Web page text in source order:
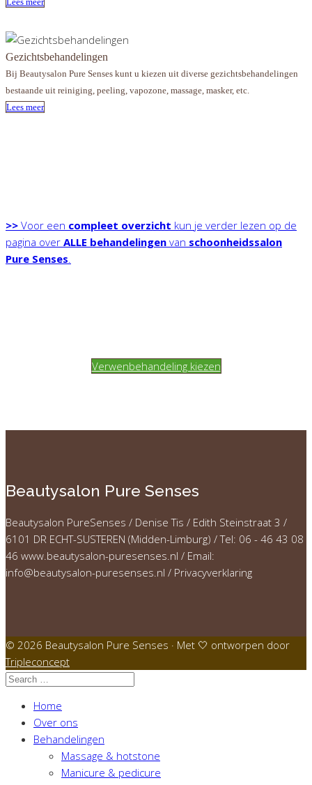
Gezichts­behandelingen
Bij Beautysalon Pure Senses kunt u kiezen uit diverse gezichts­behandelingen
bestaande uit reiniging, peeling, vapozone, massage, masker, etc.
Lees meer
>> Voor een compleet overzicht kun je verder lezen op de
pagina over ALLE behandelingen van schoonheidssalon
Pure Senses
Verwenbehandeling kiezen
Beautysalon Pure Senses
Beautysalon PureSenses / Denise Tis / Edith Steinstraat 3 /
6101 DR ECHT-SUSTEREN (Midden-Limburg) / Tel: 06 - 46 43 08
46 www.beautysalon-puresenses.nl / Email:
info@beautysalon-puresenses.nl / Privacyverklaring
© 2026 Beautysalon Pure Senses · Met 🤍 ontworpen door
Tripleconcept
Home
Over ons
Behandelingen
Massage & hotstone
Manicure & pedicure